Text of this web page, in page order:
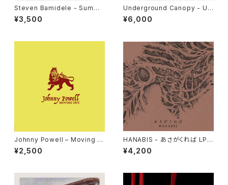
Steven Bamidele - Summi
ng Up "LP"
¥3,500
Underground Canopy - Un
cut Gems "2xLP"
¥6,000
Johnny Powell – Moving O
ut / True Love "12"
¥2,500
HANABIS - あさがくれば LP v
ersion "2LP"
¥4,200